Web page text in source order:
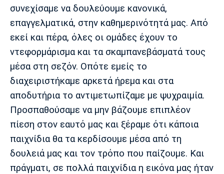
συνεχίσαμε να δουλεύουμε κανονικά,
επαγγελματικά, στην καθημερινότητά μας. Από
εκεί και πέρα, όλες οι ομάδες έχουν το
ντεφορμάρισμα και τα σκαμπανεβάσματά τους
μέσα στη σεζόν. Οπότε εμείς το
διαχειριστήκαμε αρκετά ήρεμα και στα
αποδυτήρια το αντιμετωπίζαμε με ψυχραιμία.
Προσπαθούσαμε να μην βάζουμε επιπλέον
πίεση στον εαυτό μας και ξέραμε ότι κάποια
παιχνίδια θα τα κερδίσουμε μέσα από τη
δουλειά μας και τον τρόπο που παίζουμε. Και
πράγματι, σε πολλά παιχνίδια η εικόνα μας ήταν